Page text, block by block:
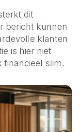
dit
bericht kunnen
klanten
is hier niet
financieel slim.